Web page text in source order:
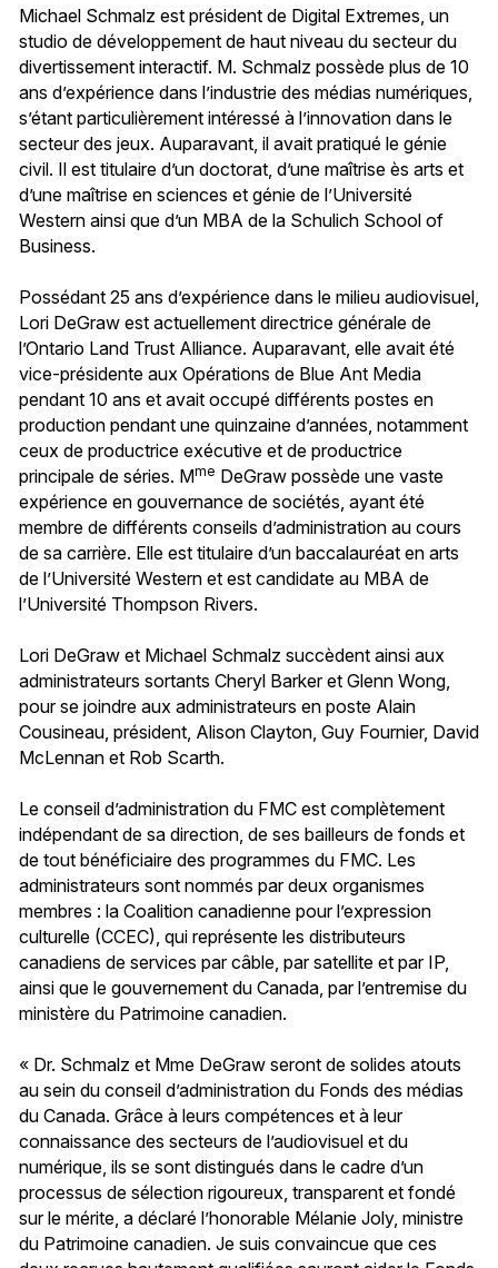
Michael Schmalz est président de Digital Extremes, un
studio de développement de haut niveau du secteur du
divertissement interactif. M. Schmalz possède plus de 10
ans d’expérience dans l’industrie des médias numériques,
s’étant particulièrement intéressé à l’innovation dans le
secteur des jeux. Auparavant, il avait pratiqué le génie
civil. Il est titulaire d’un doctorat, d’une maîtrise ès arts et
d’une maîtrise en sciences et génie de l’Université
Western ainsi que d’un MBA de la Schulich School of
Business.
Possédant 25 ans d’expérience dans le milieu audiovisuel,
Lori DeGraw est actuellement directrice générale de
l’Ontario Land Trust Alliance. Auparavant, elle avait été
vice-présidente aux Opérations de Blue Ant Media
pendant 10 ans et avait occupé différents postes en
production pendant une quinzaine d’années, notamment
ceux de productrice exécutive et de productrice
principale de séries. Mme DeGraw possède une vaste
expérience en gouvernance de sociétés, ayant été
membre de différents conseils d’administration au cours
de sa carrière. Elle est titulaire d’un baccalauréat en arts
de l’Université Western et est candidate au MBA de
l’Université Thompson Rivers.
Lori DeGraw et Michael Schmalz succèdent ainsi aux
administrateurs sortants Cheryl Barker et Glenn Wong,
pour se joindre aux administrateurs en poste Alain
Cousineau, président, Alison Clayton, Guy Fournier, David
McLennan et Rob Scarth.
Le conseil d’administration du FMC est complètement
indépendant de sa direction, de ses bailleurs de fonds et
de tout bénéficiaire des programmes du FMC. Les
administrateurs sont nommés par deux organismes
membres : la Coalition canadienne pour l’expression
culturelle (CCEC), qui représente les distributeurs
canadiens de services par câble, par satellite et par IP,
ainsi que le gouvernement du Canada, par l’entremise du
ministère du Patrimoine canadien.
« Dr. Schmalz et Mme DeGraw seront de solides atouts
au sein du conseil d’administration du Fonds des médias
du Canada. Grâce à leurs compétences et à leur
connaissance des secteurs de l’audiovisuel et du
numérique, ils se sont distingués dans le cadre d’un
processus de sélection rigoureux, transparent et fondé
sur le mérite, a déclaré l’honorable Mélanie Joly, ministre
du Patrimoine canadien. Je suis convaincue que ces